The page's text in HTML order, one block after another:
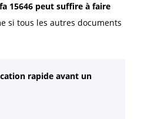
15646 peut suffire à faire
si tous les autres documents
rapide avant un